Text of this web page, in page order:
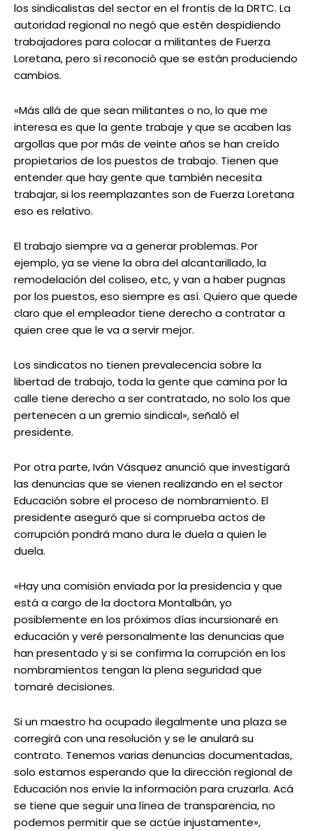
los sindicalistas del sector en el frontis de la DRTC. La
autoridad regional no negó que estén despidiendo
trabajadores para colocar a militantes de Fuerza
Loretana, pero sí reconoció que se están produciendo
cambios.
«Más allá de que sean militantes o no, lo que me
interesa es que la gente trabaje y que se acaben las
argollas que por más de veinte años se han creído
propietarios de los puestos de trabajo. Tienen que
entender que hay gente que también necesita
trabajar, si los reemplazantes son de Fuerza Loretana
eso es relativo.
El trabajo siempre va a generar problemas. Por
ejemplo, ya se viene la obra del alcantarillado, la
remodelación del coliseo, etc, y van a haber pugnas
por los puestos, eso siempre es así. Quiero que quede
claro que el empleador tiene derecho a contratar a
quien cree que le va a servir mejor.
Los sindicatos no tienen prevalecencia sobre la
libertad de trabajo, toda la gente que camina por la
calle tiene derecho a ser contratado, no solo los que
pertenecen a un gremio sindical», señaló el
presidente.
Por otra parte, Iván Vásquez anunció que investigará
las denuncias que se vienen realizando en el sector
Educación sobre el proceso de nombramiento. El
presidente aseguró que si comprueba actos de
corrupción pondrá mano dura le duela a quien le
duela.
«Hay una comisión enviada por la presidencia y que
está a cargo de la doctora Montalbán, yo
posiblemente en los próximos días incursionaré en
educación y veré personalmente las denuncias que
han presentado y si se confirma la corrupción en los
nombramientos tengan la plena seguridad que
tomaré decisiones.
Si un maestro ha ocupado ilegalmente una plaza se
corregirá con una resolución y se le anulará su
contrato. Tenemos varias denuncias documentadas,
solo estamos esperando que la dirección regional de
Educación nos envíe la información para cruzarla. Acá
se tiene que seguir una línea de transparencia, no
podemos permitir que se actúe injustamente»,